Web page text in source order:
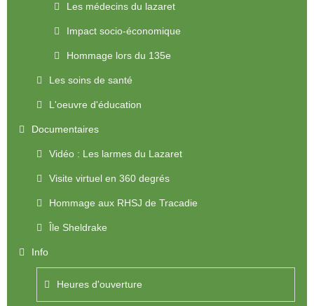
Les médecins du lazaret
Impact socio-économique
Hommage lors du 135e
Les soins de santé
L'oeuvre d'éducation
Documentaires
Vidéo : Les larmes du Lazaret
Visite virtuel en 360 degrés
Hommage aux RHSJ de Tracadie
Île Sheldrake
Info
Heures d'ouverture